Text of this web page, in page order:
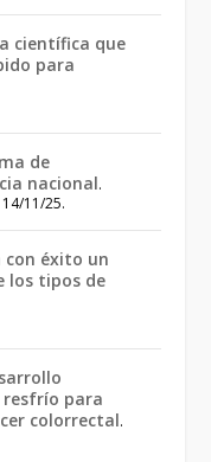
científica que
para
de
nacional.
11/25.
con éxito un
los tipos de
resfrío para
colorrectal.